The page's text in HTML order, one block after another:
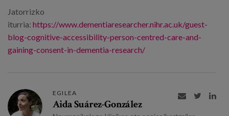
Jatorrizko
iturria: https://www.dementiaresearcher.nihr.ac.uk/guest-
blog-cognitive-accessibility-person-centred-care-and-
gaining-consent-in-dementia-research/
EGILEA
Aida Suárez-González
  